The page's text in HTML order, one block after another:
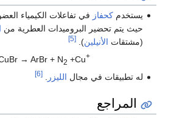
يستخدمكحفاز في تفاعلات الكيمياء
حيث يتم تحضير البروميدات العطرية من
(مشتقات الأنيلين).
[5]
→ ArBr + N2 +Cu+
له تطبيقات في مجال الليزر .
[6]
المراجع